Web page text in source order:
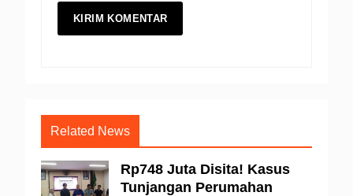
Related News
Rp748 Juta Disita! Kasus
Tunjangan Perumahan